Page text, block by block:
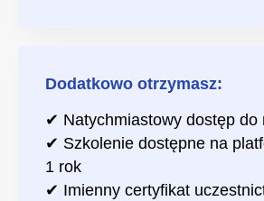
Dodatkowo otrzymasz:
✔ Natychmiastowy dostęp do
✔ Szkolenie dostępne na
1 rok
✔ Imienny certyfikat